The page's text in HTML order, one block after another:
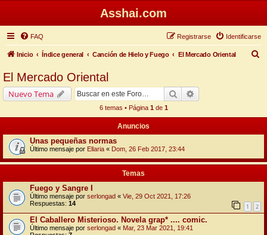
Asshai.com
FAQ Identificarse
Registrarse
Inicio Índice general Canción de Hielo y Fuego El Mercado Oriental
El Mercado Oriental
Nuevo Tema Buscar
6 temas • Página 1de 1
Anuncios
Unas pequeñas normas
Último mensaje por Ellaria « Dom, 26 Feb 2017, 23:44
Temas
Fuego y Sangre I
Último mensaje por serlongad « Vie, 29 Oct 2021, 17:26
Respuestas: 14 1 2
El Caballero Misterioso. Novela grap* .... comic.
Último mensaje por serlongad « Mar, 23 Mar 2021, 19:41